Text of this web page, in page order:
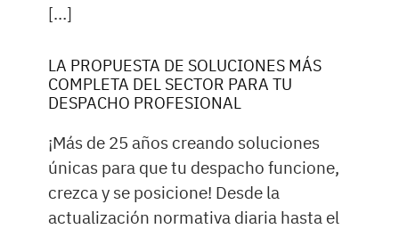
[…]
LA PROPUESTA DE SOLUCIONES MÁS
COMPLETA DEL SECTOR PARA TU
DESPACHO PROFESIONAL
¡Más de 25 años creando soluciones
únicas para que tu despacho funcione,
crezca y se posicione! Desde la
actualización normativa diaria hasta el